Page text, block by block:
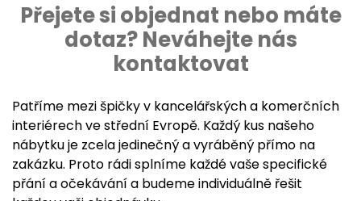
Přejete si objednat nebo máte
dotaz? Neváhejte nás
kontaktovat
Patříme mezi špičky v kancelářských a komerčních
interiérech ve střední Evropě. Každý kus našeho
nábytku je zcela jedinečný a vyráběný přímo na
zakázku. Proto rádi splníme každé vaše specifické
přání a očekávání a budeme individuálně řešit